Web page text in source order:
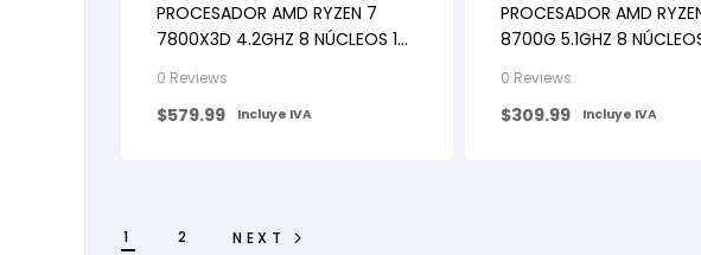
PROCESADOR AMD RYZEN 7
7800X3D 4.2GHZ 8 NÚCLEOS 16
0 Reviews
$579.99 Incluye IVA
PROCESADOR AMD
8700G 5.1GHZ 8
0 Reviews
$309.99 Incluye IVA
1 2 NEXT